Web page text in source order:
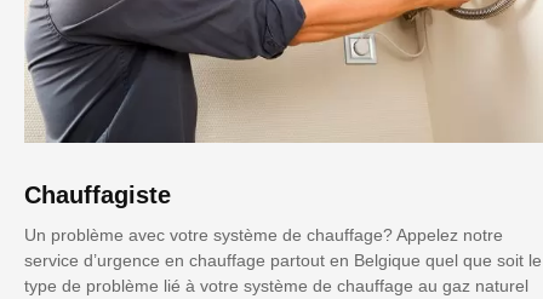
Chauffagiste
Un problème avec votre système de chauffage? Appelez notre
service d’urgence en chauffage partout en Belgique quel que soit le
type de problème lié à votre système de chauffage au gaz naturel